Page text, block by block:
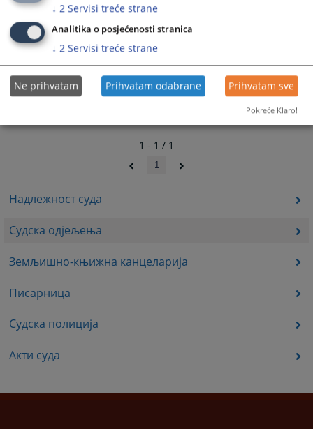
Надлежност суда
Судска одјељења
Земљишно-књижна канцеларија
Писарница
Судска полиција
Акти суда
1 - 1 / 1
1
↓ 2 Servisi treće strane
Analitika o posjećenosti stranica
↓ 2 Servisi treće strane
Ne prihvatam Prihvatam odabrane Prihvatam sve
Pokreće Klaro!